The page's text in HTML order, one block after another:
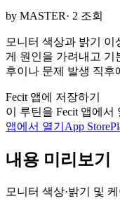
by MASTER· 2 조회
모니터 색상과 밝기
게 원인을 가려내고 기
후이나 문제 발생 직후
Fecit 앱에 저장하기
이 루틴을 Fecit 앱에
앱에서 열기 App Store
내용 미리보기
모니터 색상·밝기 및